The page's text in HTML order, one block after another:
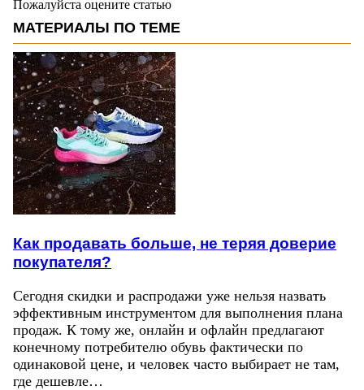
Пожалуйста оцените статью
МАТЕРИАЛЫ ПО ТЕМЕ
Как продавать больше, не теряя доверие
покупателя?
Сегодня скидки и распродажи уже нельзя назвать
эффективным инструментом для выполнения плана
продаж. К тому же, онлайн и офлайн предлагают
конечному потребителю обувь фактически по
одинаковой цене, и человек часто выбирает не там,
где дешевле…